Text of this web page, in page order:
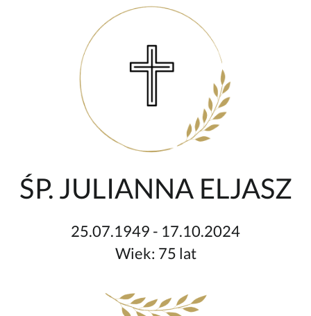
ŚP. JULIANNA ELJASZ
25.07.1949 - 17.10.2024
Wiek: 75 lat